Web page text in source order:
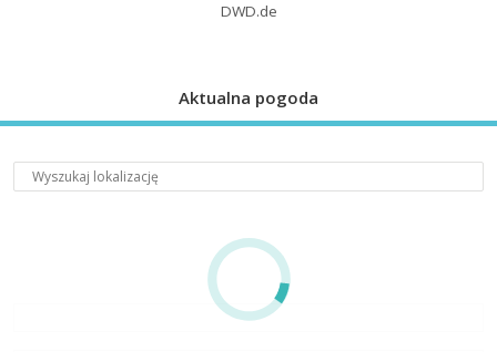
DWD.de
Aktualna pogoda